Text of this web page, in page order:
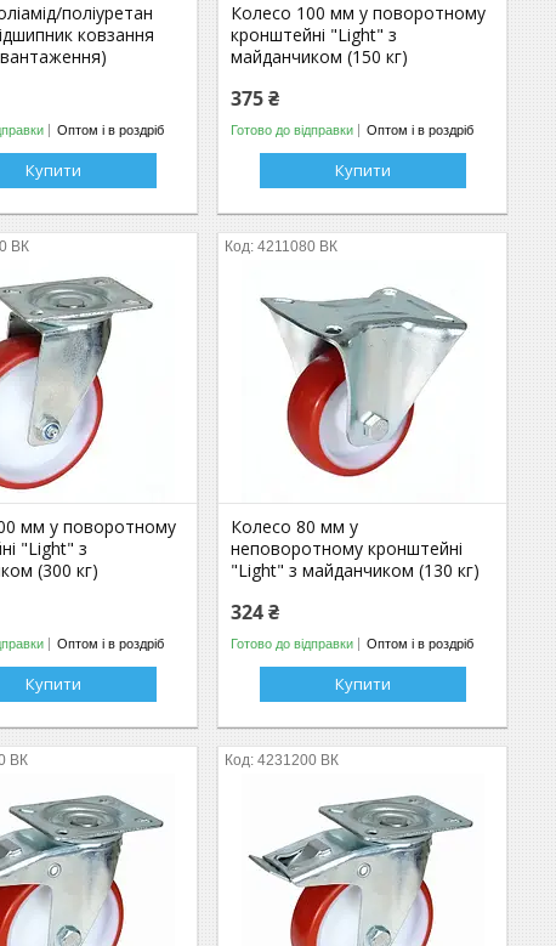
поліуретан
ковзання
Оптом і в роздріб
Купити
Колесо 100 мм у поворотному
кронштейні "Light" з
майданчиком (150 кг)
375 ₴
Готово до відправки Оптом і в роздріб
Купити
ВК
мм у поворотному
"Light" з
(300 кг)
Оптом і в роздріб
Купити
4211080 ВК
Колесо 80 мм у
неповоротному кронштейні
"Light" з майданчиком (130 кг)
324 ₴
Готово до відправки Оптом і в роздріб
Купити
ВК 4231200 ВК